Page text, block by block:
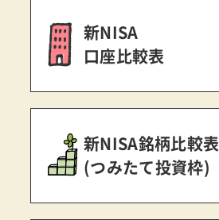
新NISA
口座比較表
新NISA銘柄比較表
(つみたて投資枠)